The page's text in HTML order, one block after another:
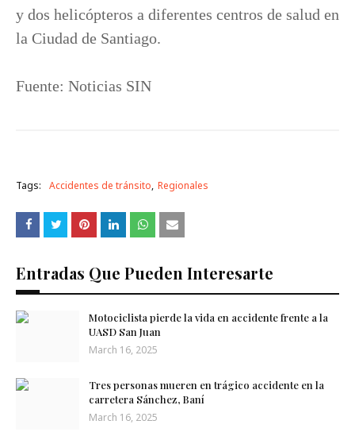
y dos helicópteros a diferentes centros de salud en
la Ciudad de Santiago.
Fuente: Noticias SIN
Tags: Accidentes de tránsito Regionales
Entradas Que Pueden Interesarte
Motociclista pierde la vida en accidente frente a la
UASD San ​​Juan
March 16, 2025
Tres personas mueren en trágico accidente en la
carretera Sánchez, Baní
March 16, 2025